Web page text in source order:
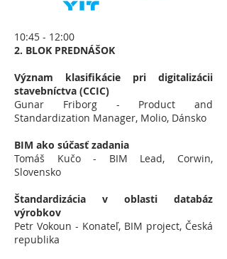
10:45 - 12:00
2. BLOK PREDNÁŠOK
Význam klasifikácie pri digitalizácii
stavebníctva (CCIC)
Gunar Friborg - Product and
Standardization Manager, Molio, Dánsko
BIM ako súčasť zadania
Tomáš Kučo - BIM Lead, Corwin,
Slovensko
Štandardizácia v oblasti databáz
výrobkov
Petr Vokoun - Konateľ, BIM project, Česká
republika